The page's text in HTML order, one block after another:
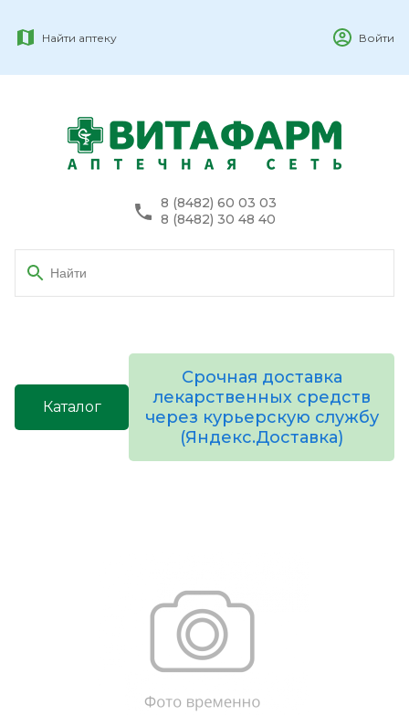
Найти аптеку Войти
8 (8482) 60 03 03
8 (8482) 30 48 40
Каталог
Срочная доставка
лекарственных средств
через курьерскую службу
(Яндекс.Доставка)